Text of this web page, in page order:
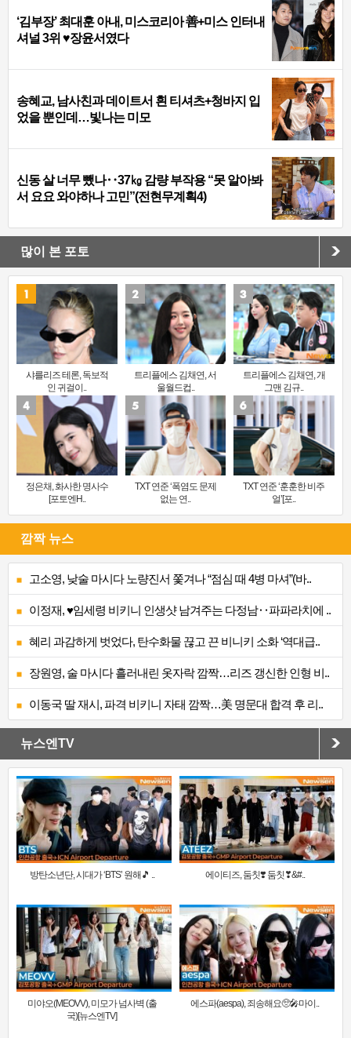
‘김부장’ 최대훈 아내, 미스코리아 善+미스 인터내
셔널 3위 ♥장윤서였다
송혜교, 남사친과 데이트서 흰 티셔츠+청바지 입
었을 뿐인데…빛나는 미모
신동 살 너무 뺐나‥37㎏ 감량 부작용 “못 알아봐
서 요요 와야하나 고민”(전현무계획4)
많이 본 포토
샤를리즈 테론, 독보적
인 귀걸이..
트리플에스 김채연, 서
울월드컵..
트리플에스 김채연, 개
그맨 김규..
정은채, 화사한 명사수
[포토엔H..
TXT 연준 ‘폭염도 문제
없는 연..
TXT 연준 ‘훈훈한 비주
얼’[포..
깜짝 뉴스
고소영, 낮술 마시다 노량진서 쫓겨나 “점심 때 4병 마셔”(바..
이정재, ♥임세령 비키니 인생샷 남겨주는 다정남‥파파라치에 ..
혜리 과감하게 벗었다, 탄수화물 끊고 끈 비니키 소화 ‘역대급..
장원영, 술 마시다 흘러내린 옷자락 깜짝…리즈 갱신한 인형 비..
이동국 딸 재시, 파격 비키니 자태 깜짝…美 명문대 합격 후 리..
뉴스엔TV
방탄소년단, 시대가 ‘BTS’ 원해🎵 .. 에이티즈, 둠칫❣️ 둠칫❣&#..
미야오(MEOVV), 미모가 넘사벽 (출
국)[뉴스엔TV]
에스파(aespa), 죄송해요🥺🎤마이..